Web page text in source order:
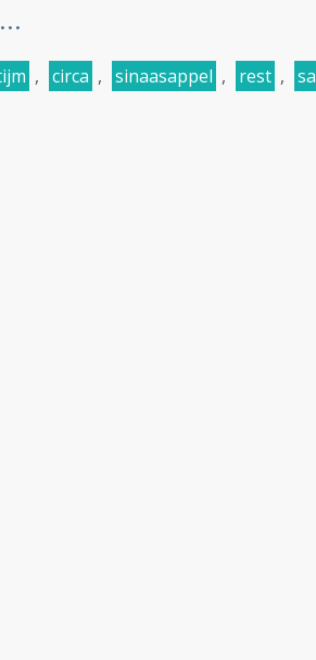
, circa , sinaasappel , rest ,